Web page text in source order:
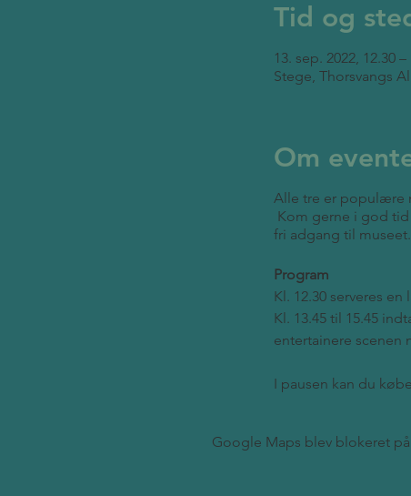
Tid og
13. sep. 2022, 12.30 –
Stege, Thorsvangs
Om
Alle tre er populære
Kom gerne i god
fri adgang til museet.
Program
Kl. 12.30 serveres
Kl. 13.45 til 15.45
entertainere scenen
I pausen kan du
Google Maps blev blokeret